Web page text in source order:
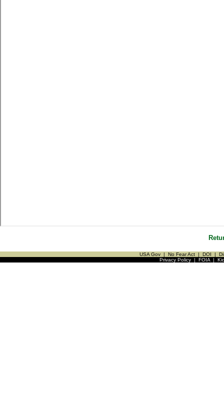
USA Gov | No Fear Act | DOI |
Privacy Policy| FOIA|